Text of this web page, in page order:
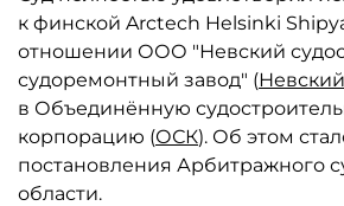
к финской Arctech Helsinki
отношении ООО "Невский
судоремонтный завод" (
в Объединённую
корпорацию (ОСК). Об этом
постановления Арбитражного
области.